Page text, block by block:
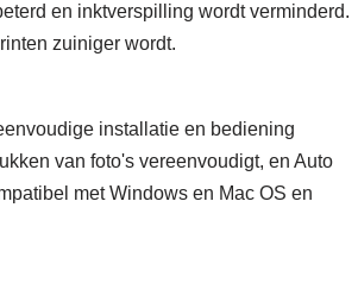
en inktverspilling wordt verminderd.
zuiniger wordt.
installatie en bediening
van foto's vereenvoudigt, en Auto
met Windows en Mac OS en